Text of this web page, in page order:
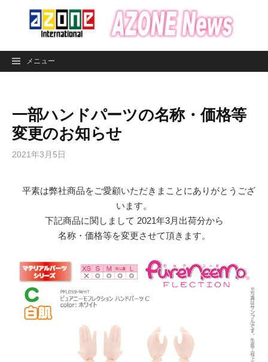
ン
メニュー
一部ハンドパーツの名称・価格等
変更のお知らせ
2021年3月5日
平素は弊社商品をご愛顧いただきまことにありがとうござ
います。
下記商品に関しまして 2021年3月出荷分から
名称・価格等を変更させて頂きます。